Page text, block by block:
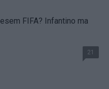
FIFA? Infantino ma
21